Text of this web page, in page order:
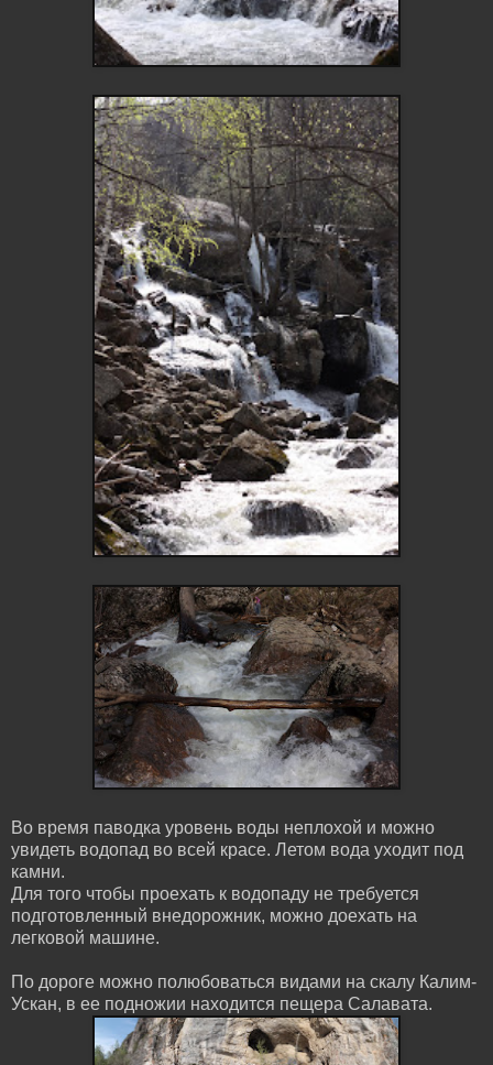
Во время паводка уровень воды неплохой и можно
увидеть водопад во всей красе. Летом вода уходит под
камни.
Для того чтобы проехать к водопаду не требуется
подготовленный внедорожник, можно доехать на
легковой машине.
По дороге можно полюбоваться видами на скалу Калим-
Ускан, в ее подножии находится пещера Салавата.